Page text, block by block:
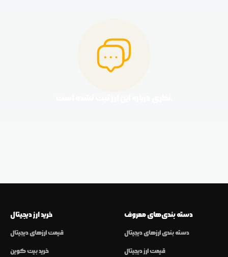
خرید ارز دیجیتال
قیمت ارزهای دیجیتال
خرید بیت کوین
دسته بندی‌های معروف
دسته بندی ارزهای دیجیتال
قیمت ارز دیجیتال